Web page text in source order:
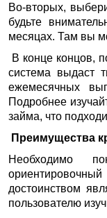
Во-вторых,
будьте
месяцах. Там вы
В конце концов,
система выдаст
ежемесячных
Подробнее
займа, что
Преимущества
Необходимо
достоинством
пользователю